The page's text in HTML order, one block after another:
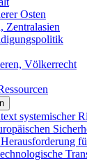
Osten
Zentralasien
Völkerrecht
systemischer